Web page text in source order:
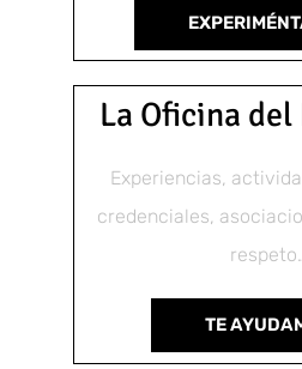
La Oficina
Experiencias,
credenciales,
TE